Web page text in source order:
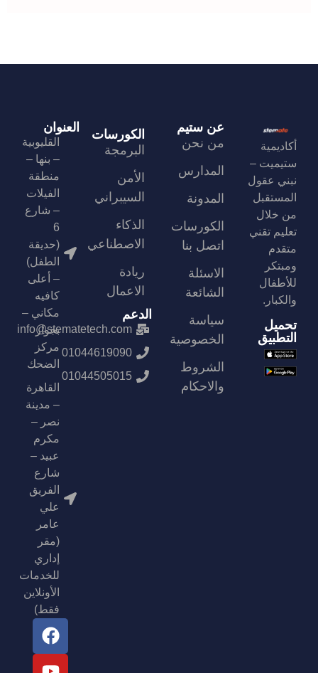
أكاديمية
ستيميت –
نبني عقول
المستقبل
من خلال
تعليم تقني
متقدم
ومبتكر
للأطفال
والكبار.
تحميل
التطبيق
عن ستيم
من نحن
المدارس
المدونة
الكورسات
اتصل بنا
الاسئلة
الشائعة
سياسة
الخصوصية
الشروط
والاحكام
الكورسات
البرمجة
الأمن
السيبراني
الذكاء
الاصطناعي
ريادة
الاعمال
الدعم
info@stematetech.com
01044619090
01044505015
العنوان
القليوبية
– بنها –
منطقة
الفيلات
– شارع
6
(حديقة
الطفل)
– أعلى
كافيه
مكاني –
بجوار
مركز
الضحك
القاهرة
– مدينة
نصر –
مكرم
عبيد –
شارع
الفريق
علي
عامر
(مقر
إداري
للخدمات
الأونلاين
فقط)